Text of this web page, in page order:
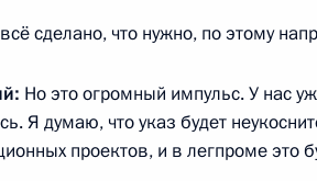
Информационные
ресурсы
Президента России
сделано, что нужно, по этому
Но это огромный импульс. У нас
Я думаю, что указ будет
проектов, и в легпроме это